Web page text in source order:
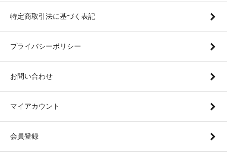
特定商取引法に基づく表記
プライバシーポリシー
お問い合わせ
マイアカウント
会員登録